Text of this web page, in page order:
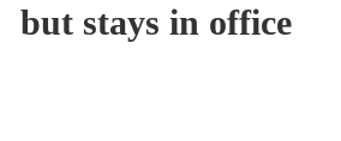
but stays in office